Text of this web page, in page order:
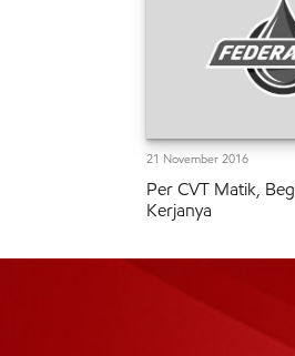
21 November 2016
Per CVT Matik,
Kerjanya